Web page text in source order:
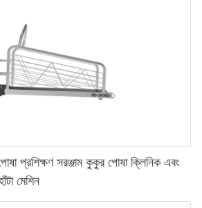
প্রশিক্ষণ সরঞ্জাম কুকুর পোষা ক্লিনিক এবং
মেশিন